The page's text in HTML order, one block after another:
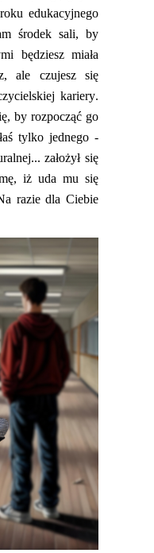
edukacyjnego
środek sali, by
będziesz miała
ale czujesz się
kariery.
by rozpocząć go
tylko jednego -
założył się
ę, iż uda mu się
razie dla Ciebie